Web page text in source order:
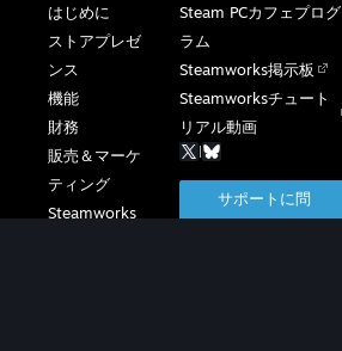
はじめに
ストアプレゼ
ンス
機能
財務
販売＆マーケ
ティング
Steamworks
Steam PCカフェプログ
ラム
Steamworks掲示板
Steamworksチュート
リアル動画
|
サポートに問